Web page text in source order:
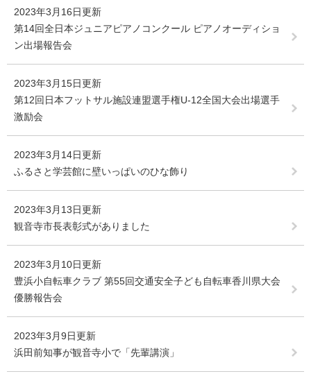
2023年3月16日更新
第14回全日本ジュニアピアノコンクール ピアノオーディショ
ン出場報告会
2023年3月15日更新
第12回日本フットサル施設連盟選手権U-12全国大会出場選手
激励会
2023年3月14日更新
ふるさと学芸館に壁いっぱいのひな飾り
2023年3月13日更新
観音寺市長表彰式がありました
2023年3月10日更新
豊浜小自転車クラブ 第55回交通安全子ども自転車香川県大会
優勝報告会
2023年3月9日更新
浜田前知事が観音寺小で「先輩講演」